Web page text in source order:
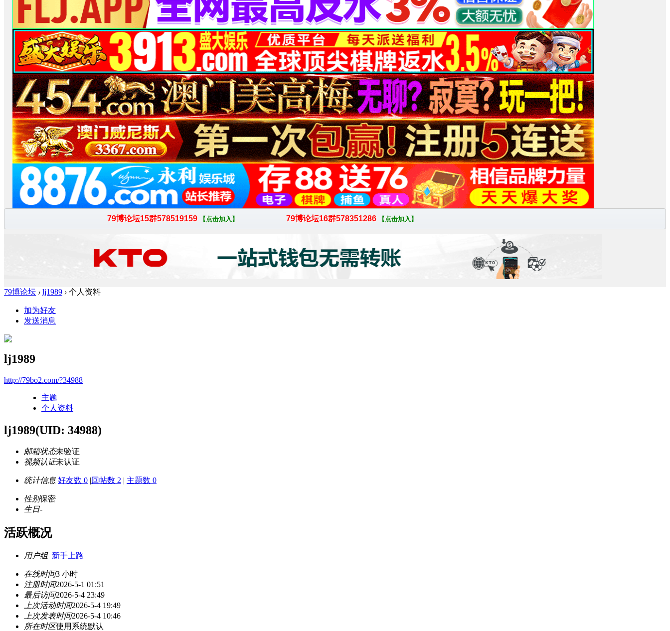
79博论坛 › lj1989 › 个人资料
加为好友
发送消息
lj1989
http://79bo2.com/?34988
主题
个人资料
lj1989(UID: 34988)
邮箱状态未验证
视频认证未认证
统计信息 好友数 0 |回帖数 2 | 主题数 0
性别保密
生日-
活跃概况
用户组 新手上路
在线时间3 小时
注册时间2026-5-1 01:51
最后访问2026-5-4 23:49
上次活动时间2026-5-4 19:49
上次发表时间2026-5-4 10:46
所在时区使用系统默认